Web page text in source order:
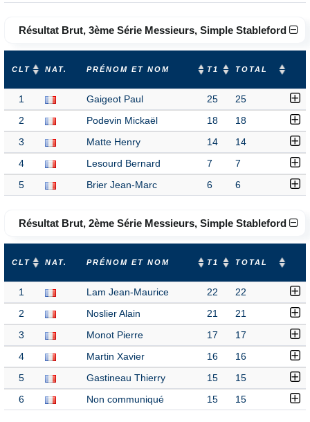
Résultat Brut, 3ème Série Messieurs, Simple Stableford
CLT NAT. PRÉNOM ET NOM T1 TOTAL
1 Gaigeot Paul 25 25
2 Podevin Mickaël 18 18
3 Matte Henry 14 14
4 Lesourd Bernard 7 7
5 Brier Jean-Marc 6 6
Résultat Brut, 2ème Série Messieurs, Simple Stableford
CLT NAT. PRÉNOM ET NOM T1 TOTAL
1 Lam Jean-Maurice 22 22
2 Noslier Alain 21 21
3 Monot Pierre 17 17
4 Martin Xavier 16 16
5 Gastineau Thierry 15 15
6 Non communiqué 15 15